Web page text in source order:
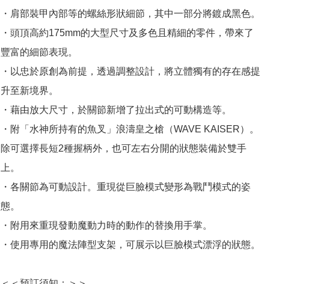
・肩部裝甲內部等的螺絲形狀細節，其中一部分將鍍成黑色。
・頭頂高約175mm的大型尺寸及多色且精細的零件，帶來了
豐富的細節表現。
・以忠於原創為前提，透過調整設計，將立體獨有的存在感提
升至新境界。
・藉由放大尺寸，於關節新增了拉出式的可動構造等。
・附「水神所持有的魚叉」浪濤皇之槍（WAVE KAISER）。
除可選擇長短2種握柄外，也可左右分開的狀態裝備於雙手
上。
・各關節為可動設計。重現從巨臉模式變形為戰鬥模式的姿
態。
・附用來重現發動魔動力時的動作的替換用手掌。
・使用專用的魔法陣型支架，可展示以巨臉模式漂浮的狀態。